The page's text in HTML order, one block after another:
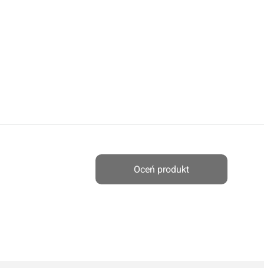
Oceń produkt